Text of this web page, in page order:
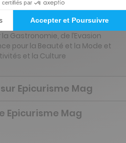
un épicurien de nature
le savoir-vivre à la
Mag se décline autour
la Gastronomie, de l’Evasion
pour la Beauté et la Mode et
et la Culture
Epicurisme Mag
Epicurisme Mag